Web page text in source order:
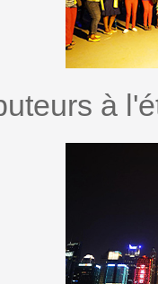
à